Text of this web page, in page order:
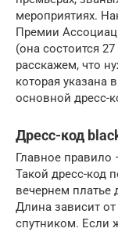
мероприятиях.
Премии
(она состоится
расскажем, что
которая указана
основной дресс-
Дресс-код
Главное правило
Такой дресс-код
вечернем платье
Длина зависит
спутником. Если